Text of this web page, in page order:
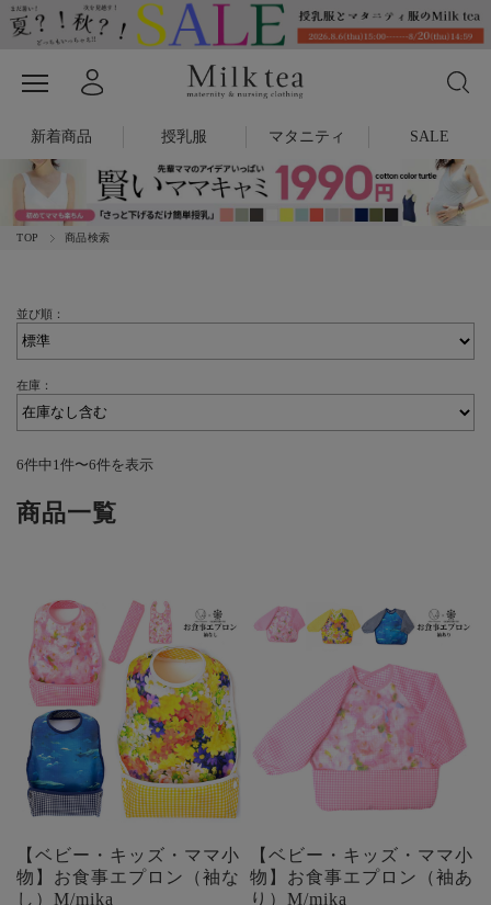
新着商品 授乳服 マタニティ SALE
TOP 商品検索
並び順：
在庫：
6件中1件〜6件を表示
商品一覧
【ベビー・キッズ・ママ小
物】お食事エプロン（袖な
し）M/mika
【ベビー・キッズ・ママ小
物】お食事エプロン（袖あ
り）M/mika